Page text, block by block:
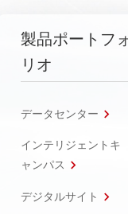
製品ポートフ
リオ
データセンター
インテリジェントキ
ャンパス
デジタルサイト